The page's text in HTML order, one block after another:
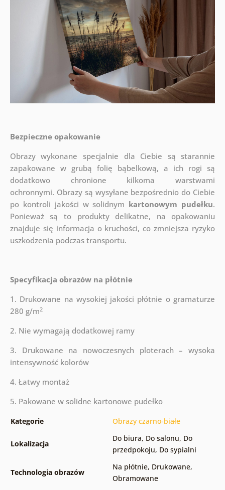
Bezpieczne opakowanie
Obrazy wykonane specjalnie dla Ciebie są starannie
zapakowane w grubą folię bąbelkową, a ich rogi są
dodatkowo chronione kilkoma warstwami
ochronnymi. Obrazy są wysyłane bezpośrednio do Ciebie
po kontroli jakości w solidnym kartonowym pudełku.
Ponieważ są to produkty delikatne, na opakowaniu
znajduje się informacja o kruchości, co zmniejsza ryzyko
uszkodzenia podczas transportu.
Specyfikacja obrazów na płótnie
1. Drukowane na wysokiej jakości płótnie o gramaturze
280 g/m2
2. Nie wymagają dodatkowej ramy
3. Drukowane na nowoczesnych ploterach – wysoka
intensywność kolorów
4. Łatwy montaż
5. Pakowane w solidne kartonowe pudełko
Kategorie Obrazy czarno-białe
Lokalizacja
Do biura, Do salonu, Do
przedpokoju, Do sypialni
Technologia obrazów
Na płótnie, Drukowane,
Obramowane